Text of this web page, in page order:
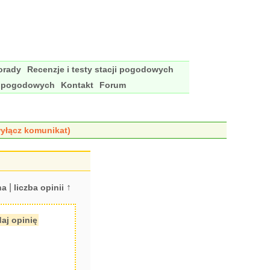
Recenzje i testy stacji pogodowych
Kontakt Forum
komunikat)
| liczba opinii ↑
opinię